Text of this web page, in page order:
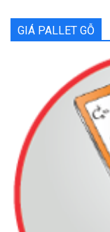
GIÁ PALLET GỖ